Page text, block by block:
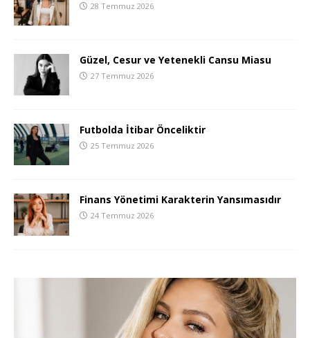
28 Temmuz 2026
Güzel, Cesur ve Yetenekli Cansu Miasu
27 Temmuz 2026
Futbolda İtibar Önceliktir
25 Temmuz 2026
Finans Yönetimi Karakterin Yansımasıdır
24 Temmuz 2026